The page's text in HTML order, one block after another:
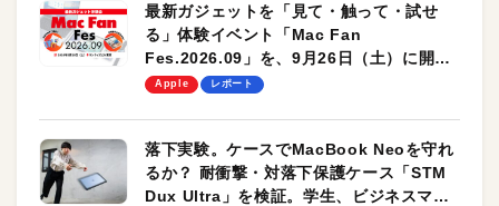
最新ガジェットを「見て・触って・試せ
る」体験イベント「Mac Fan
Fes.2026.09」を、9月26日（土）に開催
します！
Apple レポート
落下実験。ケースでMacBook Neoを守れ
るか？ 耐衝撃・対落下保護ケース「STM
Dux Ultra」を検証。学生、ビジネスマン